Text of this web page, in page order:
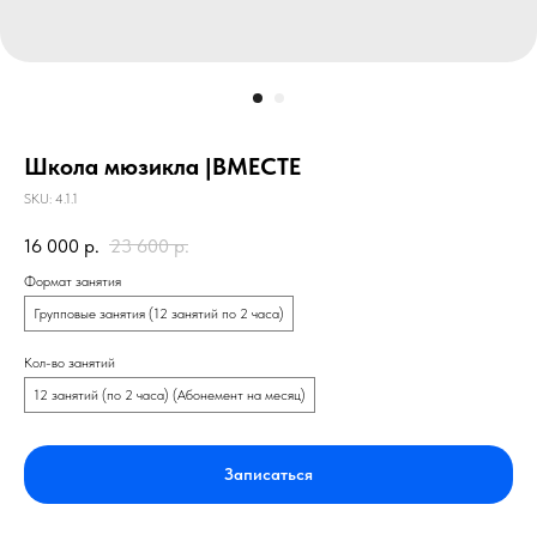
Школа мюзикла |ВМЕСТЕ
SKU: 4.1.1
16 000 р. 23 600 р.
Формат занятия
Групповые занятия (12 занятий по 2 часа)
Кол-во занятий
12 занятий (по 2 часа) (Абонемент на месяц)
Записаться